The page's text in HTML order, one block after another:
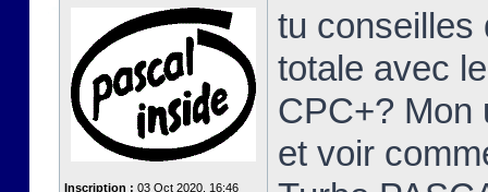
Inscription : 03 Oct 2020, 16:46
tu conseilles
totale avec
CPC+? Mon
et voir